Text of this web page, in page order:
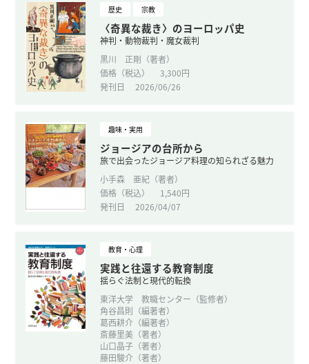
歴史 宗教
〈奇異な裁き〉のヨーロッパ史
神判・動物裁判・魔女裁判
黒川 正剛（著者）
価格（税込）
3,300円
発刊日
2026/06/26
趣味・実用
ジョージアの台所から
旅で出会ったジョージア料理の知られざる魅力
小手森 亜紀（著者）
価格（税込）
1,540円
発刊日
2026/04/07
教育・心理
実践と往還する教育制度
揺らぐ法制と現代的転換
東洋大学 教職センター（監修者）
角谷昌則（編著者）
葛西耕介（編著者）
斎藤里美（著者）
山口晶子（著者）
藤田駿介（著者）